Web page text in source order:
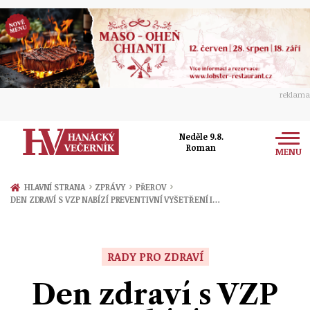
reklama
Neděle 9.8.
Roman
MENU
Zprávy
Přerov
Ekonomika
Ženy
Sport
HLAVNÍ STRANA › ZPRÁVY › PŘEROV ›
DEN ZDRAVÍ S VZP NABÍZÍ PREVENTIVNÍ VYŠETŘENÍ I…
RADY PRO ZDRAVÍ
Den zdraví s VZP